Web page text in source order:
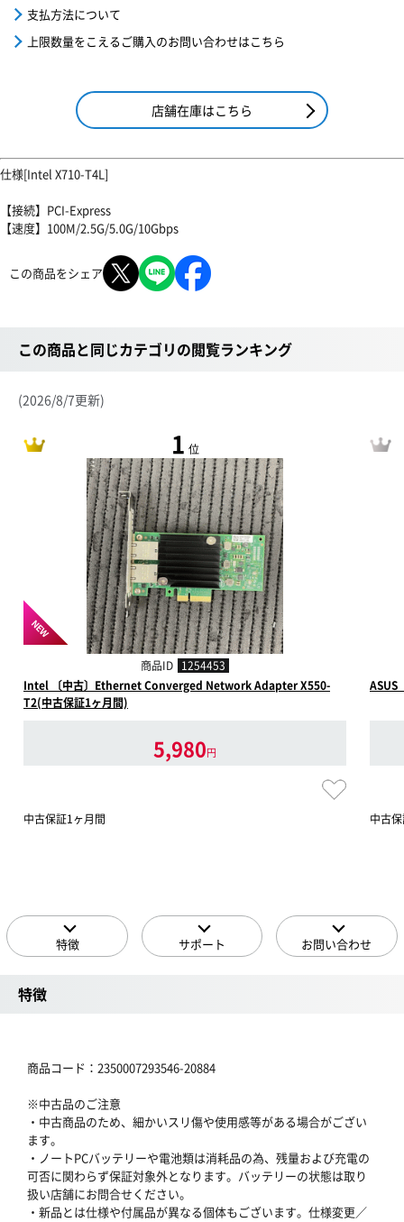
支払方法について
上限数量をこえるご購入のお問い合わせはこちら
店舗在庫はこちら
仕様[Intel X710-T4L]
【接続】PCI-Express
【速度】100M/2.5G/5.0G/10Gbps
この商品をシェア
この商品と同じカテゴリの閲覧ランキング
(2026/8/7更新)
1 位
NEW
商品ID 1254453
Intel 〔中古〕Ethernet Converged Network Adapter X550-
T2(中古保証1ヶ月間)
5,980円
中古保証1ヶ月間
ASUS
中古
特徴 サポート お問い合わせ
特徴
商品コード：2350007293546-20884
※中古品のご注意
・中古商品のため、細かいスリ傷や使用感等がある場合がござい
ます。
・ノートPCバッテリーや電池類は消耗品の為、残量および充電の
可否に関わらず保証対象外となります。バッテリーの状態は取り
扱い店舗にお問合せください。
・新品とは仕様や付属品が異なる個体もございます。仕様変更／